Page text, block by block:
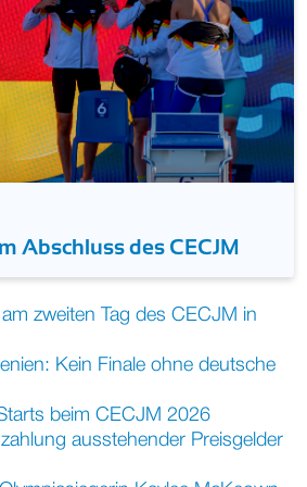
Abschluss des CECJM
zweiten Tag des CECJM in
Kein Finale ohne deutsche
beim CECJM 2026
ausstehender Preisgelder